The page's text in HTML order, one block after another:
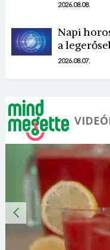
2026.08.08.
Napi
a
2026.08.07.